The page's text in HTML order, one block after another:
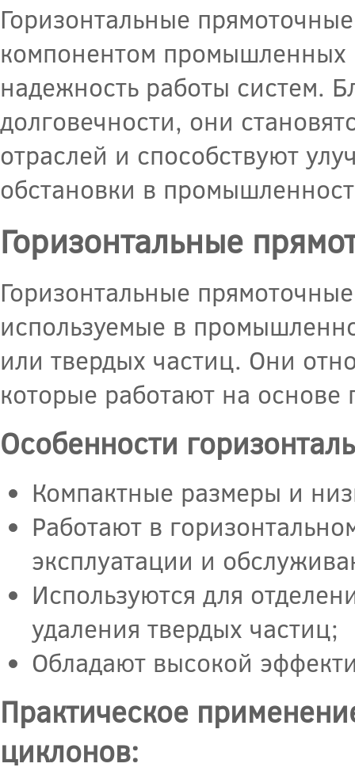
Горизонтальные
компонентом промышленных
надежность работы систем.
долговечности, они
отраслей и способствуют
обстановки в
Горизонтальные
Горизонтальные
используемые в
или твердых частиц. Они
которые работают на
Особенности
Компактные размеры и
Работают в
эксплуатации и
Используются для
удаления твердых частиц;
Обладают высокой
Практическое
циклонов: